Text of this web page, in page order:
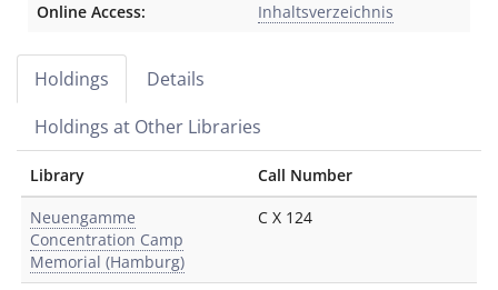
Online Access:
Inhaltsverzeichnis
Holdings
Details
Holdings at Other Libraries
Library
Call Number
Neuengamme
Concentration Camp
Memorial (Hamburg)
C X 124